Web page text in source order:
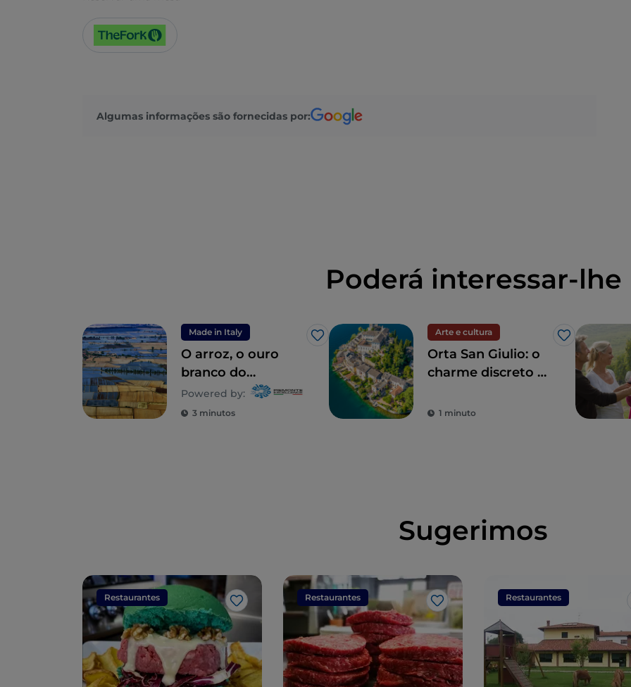
Algumas informações são fornecidas por:
Poderá interessar-lhe
Made in Italy
Gosto
O arroz, o ouro
branco do
Piemonte
Powered by:
3 minutos
Arte e cultura
Gosto
Orta San Giulio: o
charme discreto do
1 minuto
Sugerimos
Restaurantes
Gosto
Restaurantes
Gosto
Restaurantes